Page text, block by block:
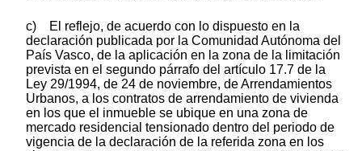
c) El reflejo, de acuerdo con lo dispuesto en la
declaración publicada por la Comunidad Autónoma del
País Vasco, de la aplicación en la zona de la limitación
prevista en el segundo párrafo del artículo 17.7 de la
Ley 29/1994, de 24 de noviembre, de Arrendamientos
Urbanos, a los contratos de arrendamiento de vivienda
en los que el inmueble se ubique en una zona de
mercado residencial tensionado dentro del periodo de
vigencia de la declaración de la referida zona en los